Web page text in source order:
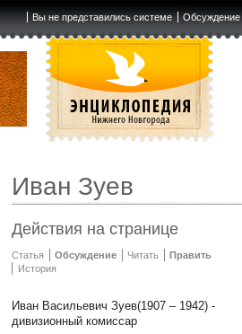
Вы не представились системе Обсуждение
Иван Зуев
Действия на странице
Статья Обсуждение Читать
Править
История
Иван Васильевич Зуев(1907 – 1942) -
дивизионный комиссар